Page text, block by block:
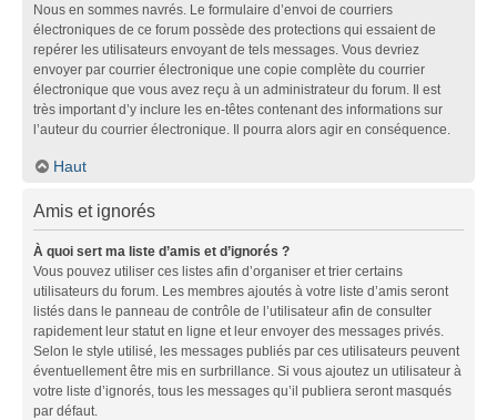
Nous en sommes navrés. Le formulaire d’envoi de courriers
électroniques de ce forum possède des protections qui essaient de
repérer les utilisateurs envoyant de tels messages. Vous devriez
envoyer par courrier électronique une copie complète du courrier
électronique que vous avez reçu à un administrateur du forum. Il est
très important d’y inclure les en-têtes contenant des informations sur
l’auteur du courrier électronique. Il pourra alors agir en conséquence.
Haut
Amis et ignorés
À quoi sert ma liste d’amis et d’ignorés ?
Vous pouvez utiliser ces listes afin d’organiser et trier certains
utilisateurs du forum. Les membres ajoutés à votre liste d’amis seront
listés dans le panneau de contrôle de l’utilisateur afin de consulter
rapidement leur statut en ligne et leur envoyer des messages privés.
Selon le style utilisé, les messages publiés par ces utilisateurs peuvent
éventuellement être mis en surbrillance. Si vous ajoutez un utilisateur à
votre liste d’ignorés, tous les messages qu’il publiera seront masqués
par défaut.